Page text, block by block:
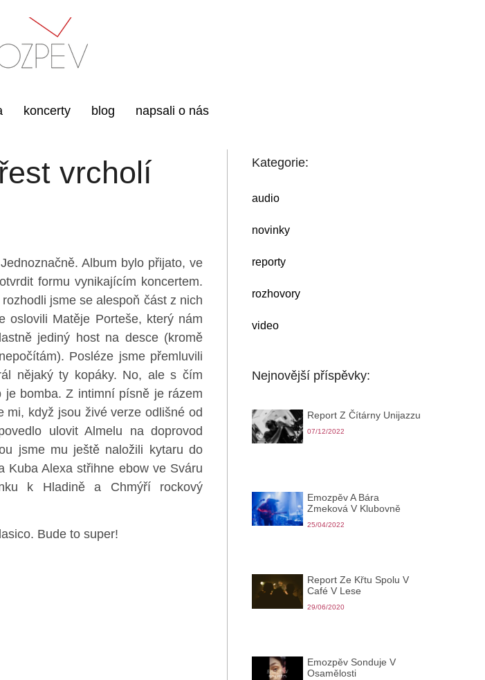
koncerty blog napsali o nás
vrcholí
Album bylo přijato, ve
formu vynikajícím koncertem.
jsme se alespoň část z nich
oslovili Matěje Porteše, který nám
jediný host na desce (kromě
Posléze jsme přemluvili
nějaký ty kopáky. No, ale s čím
je bomba. Z intimní písně je rázem
když jsou živé verze odlišné od
ulovit Almelu na doprovod
jsme mu ještě naložili kytaru do
Kuba Alexa střihne ebow ve Sváru
k Hladině a Chmýří rockový
Bude to super!
Kategorie:
audio
novinky
reporty
rozhovory
video
Nejnovější příspěvky:
Report Z Čítárny Unijazzu
07/12/2022
Emozpěv A Bára
Zmeková V Klubovně
25/04/2022
Report Ze Křtu Spolu V
Café V Lese
29/06/2020
Emozpěv Sonduje V
Osamělosti